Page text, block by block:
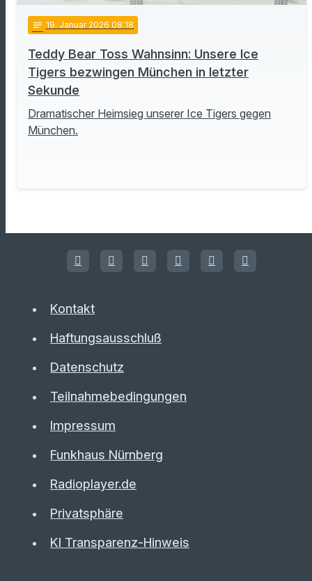
notes 19. Januar 2026 08:18
Teddy Bear Toss Wahnsinn: Unsere Ice
Tigers bezwingen München in letzter
Sekunde
Dramatischer Heimsieg unserer Ice Tigers gegen
München.
Kontakt
Haftungsausschluß
Datenschutz
Teilnahmebedingungen
Impressum
Funkhaus Nürnberg
Radioplayer.de
Privatsphäre
KI Transparenz-Hinweis